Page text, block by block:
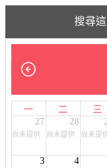
搜尋
一 二 三
27
尚未提供
28
尚未提供 尚未提
3 4